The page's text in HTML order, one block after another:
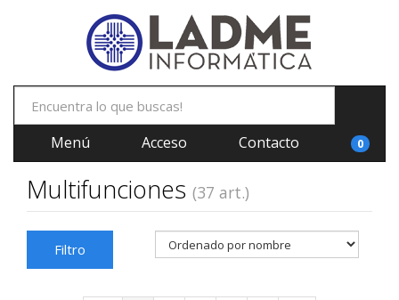
Menú Acceso Contacto 0
Multifunciones (37 art.)
Filtro